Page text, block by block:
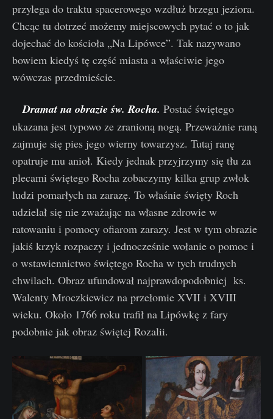
przylega do traktu spacerowego wzdłuż brzegu jeziora.
Chcąc tu dotrzeć możemy miejscowych pytać o to jak
dojechać do kościoła „Na Lipówce”. Tak nazywano
bowiem kiedyś tę część miasta a właściwie jego
wówczas przedmieście.
Dramat na obrazie św. Rocha. Postać świętego
ukazana jest typowo ze zranioną nogą. Przeważnie raną
zajmuje się pies jego wierny towarzysz. Tutaj ranę
opatruje mu anioł. Kiedy jednak przyjrzymy się tłu za
plecami świętego Rocha zobaczymy kilka grup zwłok
ludzi pomarłych na zarazę. To właśnie święty Roch
udzielał się nie zważając na własne zdrowie w
ratowaniu i pomocy ofiarom zarazy. Jest w tym obrazie
jakiś krzyk rozpaczy i jednocześnie wołanie o pomoc i
o wstawiennictwo świętego Rocha w tych trudnych
chwilach. Obraz ufundował najprawdopodobniej ks.
Walenty Mroczkiewicz na przełomie XVII i XVIII
wieku. Około 1766 roku trafił na Lipówkę z fary
podobnie jak obraz świętej Rozalii.